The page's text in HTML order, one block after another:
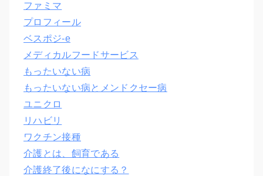
ファミマ
プロフィール
ベスポジ-e
メディカルフードサービス
もったいない病
もったいない病とメンドクセー病
ユニクロ
リハビリ
ワクチン接種
介護とは、飼育である
介護終了後になにする？